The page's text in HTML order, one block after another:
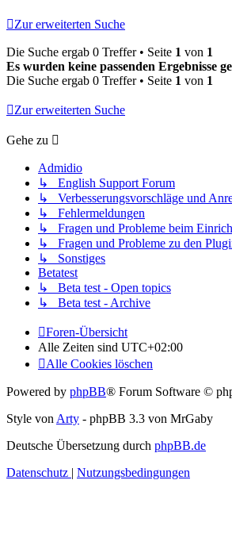
Zur erweiterten Suche
Die Suche ergab 0 Treffer • Seite 1 von 1
Es wurden keine passenden Ergebnisse
Die Suche ergab 0 Treffer • Seite 1 von 1
Zur erweiterten Suche
Gehe zu
Admidio
↳ English Support Forum
↳ Verbesserungsvorschläge und
↳ Fehlermeldungen
↳ Fragen und Probleme beim
↳ Fragen und Probleme zu den
↳ Sonstiges
Betatest
↳ Beta test - Open topics
↳ Beta test - Archive
Foren-Übersicht
Alle Zeiten sind UTC+02:00
Alle Cookies löschen
Powered by phpBB® Forum Software ©
Style vonArty - phpBB 3.3 von MrGaby
Deutsche Übersetzung durch phpBB.de
Datenschutz | Nutzungsbedingungen